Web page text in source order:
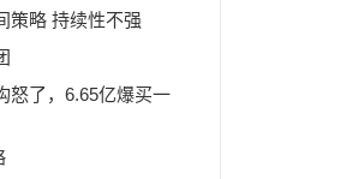
策略 持续性不强
怒了，6.65亿爆买一